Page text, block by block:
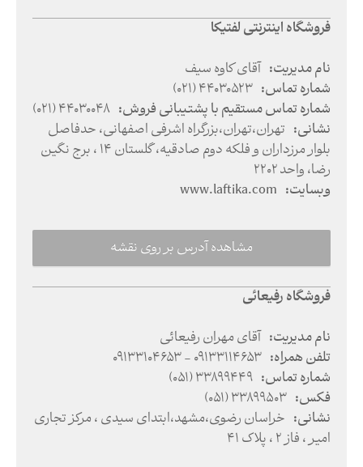
فروشگاه اینترنتی لفتیکا
نام مدیریت: آقای کاوه سیف
شماره تماس:
(021) 44030523
شماره تماس مستقیم با پشتیبانی فروش:
(021) 44030048
نشانی: تهران،تهران،بزرگراه اشرفی اصفهانی، حدفاصل
بلوار مرزداران و فلکه دوم صادقیه، گلستان ۱۴ ، برج نگین
رضا، واحد ۲۲۰۲
وبسایت:
www.laftika.com
مشاهده آدرس بر روی نقشه
فروشگاه رفیعائی
نام مدیریت: آقای مهران رفیعائی
تلفن همراه:
09133104653 - 09133114653
شماره تماس:
(051) 33899449
فکس:
(051) 33899503
نشانی: خراسان رضوی،مشهد،ابتدای سیدی ، مرکز تجاری
امیر ، فاز ۲ ، پلاک ۴۱